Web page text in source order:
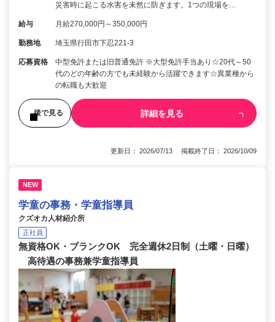
災害時に起こる水害を未然に防ぎます。1つの現場を…
給与 月給270,000円～350,000円
勤務地 埼玉県行田市下忍221-3
応募資格
中型免許または旧普通免許 ※大型免許手当あり☆20代～50
代のどの年齢の方でも未経験から活躍できます☆異業種から
の転職も大歓迎
後で見る 詳細を見る
更新日： 2026/07/13 掲載終了日： 2026/10/09
NEW
学童の事務・学童指導員
クズオカ人材紹介所
正社員
無資格OK・ブランクOK 完全週休2日制（土曜・日曜）
高待遇の事務兼学童指導員